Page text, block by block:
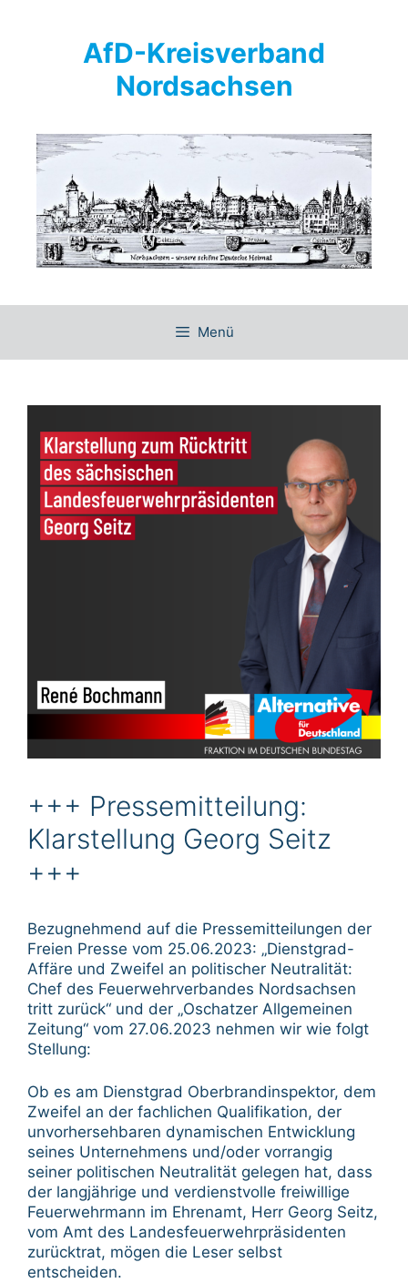
AfD-Kreisverband
Nordsachsen
Menü
+++ Pressemitteilung:
Klarstellung Georg Seitz
+++
Bezugnehmend auf die Pressemitteilungen der
Freien Presse vom 25.06.2023: „Dienstgrad-
Affäre und Zweifel an politischer Neutralität:
Chef des Feuerwehrverbandes Nordsachsen
tritt zurück“ und der „Oschatzer Allgemeinen
Zeitung“ vom 27.06.2023 nehmen wir wie folgt
Stellung:
Ob es am Dienstgrad Oberbrandinspektor, dem
Zweifel an der fachlichen Qualifikation, der
unvorhersehbaren dynamischen Entwicklung
seines Unternehmens und/oder vorrangig
seiner politischen Neutralität gelegen hat, dass
der langjährige und verdienstvolle freiwillige
Feuerwehrmann im Ehrenamt, Herr Georg Seitz,
vom Amt des Landesfeuerwehrpräsidenten
zurücktrat, mögen die Leser selbst
entscheiden.